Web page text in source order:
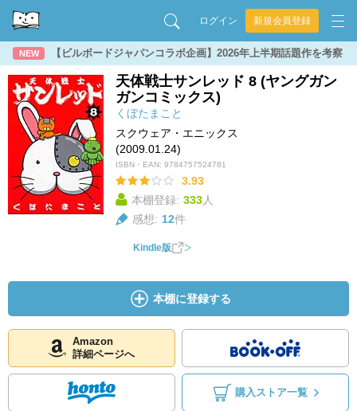
ログイン 新規会員登録
NEW 【ビルボードジャパンコラボ企画】2026年上半期話題作を考察
天体戦士サンレッド 8 (ヤングガン
ガンコミックス)
くぼたまこと
スクウェア・エニックス
(2009.01.24)
ISBN・EAN: 9784757524781
3.93
本棚登録: 333人
感想: 12件
Kindle版
本棚に登録する
Amazon
詳細ページへ
購入ストア一覧